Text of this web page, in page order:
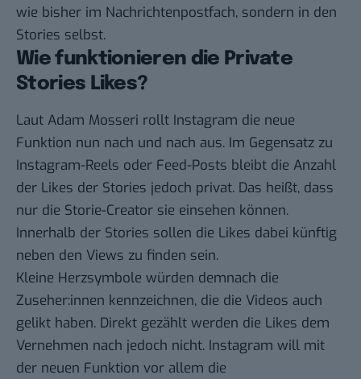
wie bisher im Nachrichtenpostfach, sondern in den
Stories selbst.
Wie funktionieren die Private
Stories Likes?
Laut Adam Mosseri rollt Instagram die neue
Funktion nun nach und nach aus. Im Gegensatz zu
Instagram-Reels oder Feed-Posts bleibt die Anzahl
der Likes der Stories jedoch privat. Das heißt, dass
nur die Storie-Creator sie einsehen können.
Innerhalb der Stories sollen die Likes dabei künftig
neben den Views zu finden sein.
Kleine Herzsymbole würden demnach die
Zuseher:innen kennzeichnen, die die Videos auch
gelikt haben. Direkt gezählt werden die Likes dem
Vernehmen nach jedoch nicht. Instagram will mit
der neuen Funktion vor allem die